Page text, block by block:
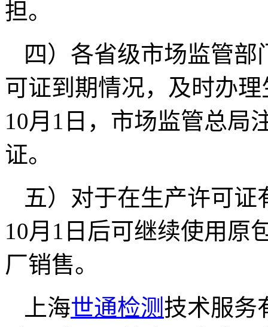
担。
四）各省级市场监管
可证到期情况，及时办
10月 1 日，市场监管总局
证。
五）对于在生产许可
10月 1 日后可继续使用原
厂销售。
上海世通检测 技术服务